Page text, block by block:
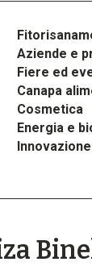
Aziende e
Fiere ed
Canapa
Cosmetica
Energia e